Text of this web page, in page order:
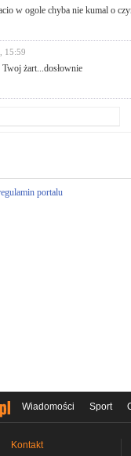
w ogole chyba nie kumal o
15:59
żart...dosłownie
portalu
Wiadomości Sport
Kontakt